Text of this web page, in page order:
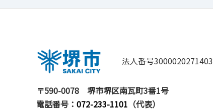
法人番号3000020271403
〒590-0078
堺市堺区南瓦町3番1号
電話番号： 072-233-1101 （代表）